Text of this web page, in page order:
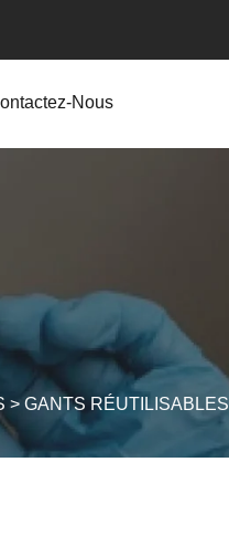
Nous
> GANTS RÉUTILISABLES